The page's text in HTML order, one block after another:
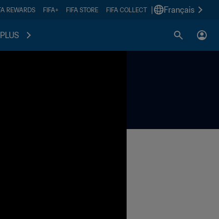
REWARDS FIFA+ FIFA STORE FIFA COLLECT Français
PLUS